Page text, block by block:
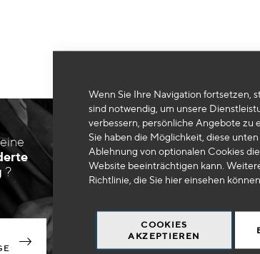
Wenn Sie Ihre Navigation fortsetzen,
sind notwendig, um unsere
verbessern, persönliche Angebote zu
Sie haben die Möglichkeit, diese
Ablehnung von optionalen Cookies
Website beeinträchtigen kann.
Richtlinie, die Sie hiereinsehen können.
COOKIES
AKZEPTIEREN
Leider können wir keine
?